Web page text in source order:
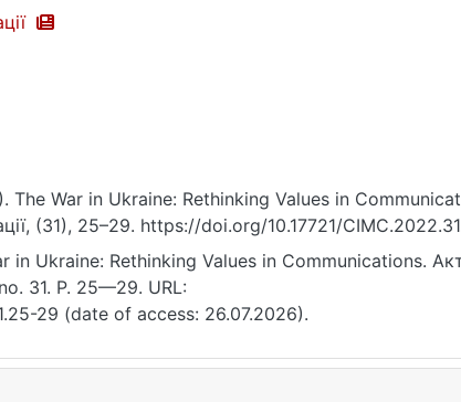
War in Ukraine: Rethinking Values in
(31), 25–29. https://doi.org/10.17721/
Ukraine: Rethinking Values in Communications.
31. P. 25—29. URL:
29 (date of access: 26.07.2026).